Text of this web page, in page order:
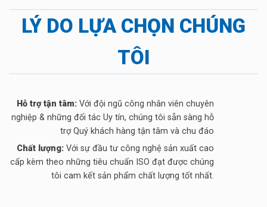
LÝ DO LỰA CHỌN CHÚNG
TÔI
Hỗ trợ tận tâm: Với đội ngũ công nhân viên chuyên
nghiệp & những đối tác Uy tín, chúng tôi sẵn sàng hỗ
trợ Quý khách hàng tận tâm và chu đáo
Chất lượng: Với sự đầu tư công nghệ sản xuất cao
cấp kèm theo những tiêu chuẩn ISO đạt được chúng
tôi cam kết sản phẩm chất lượng tốt nhất.